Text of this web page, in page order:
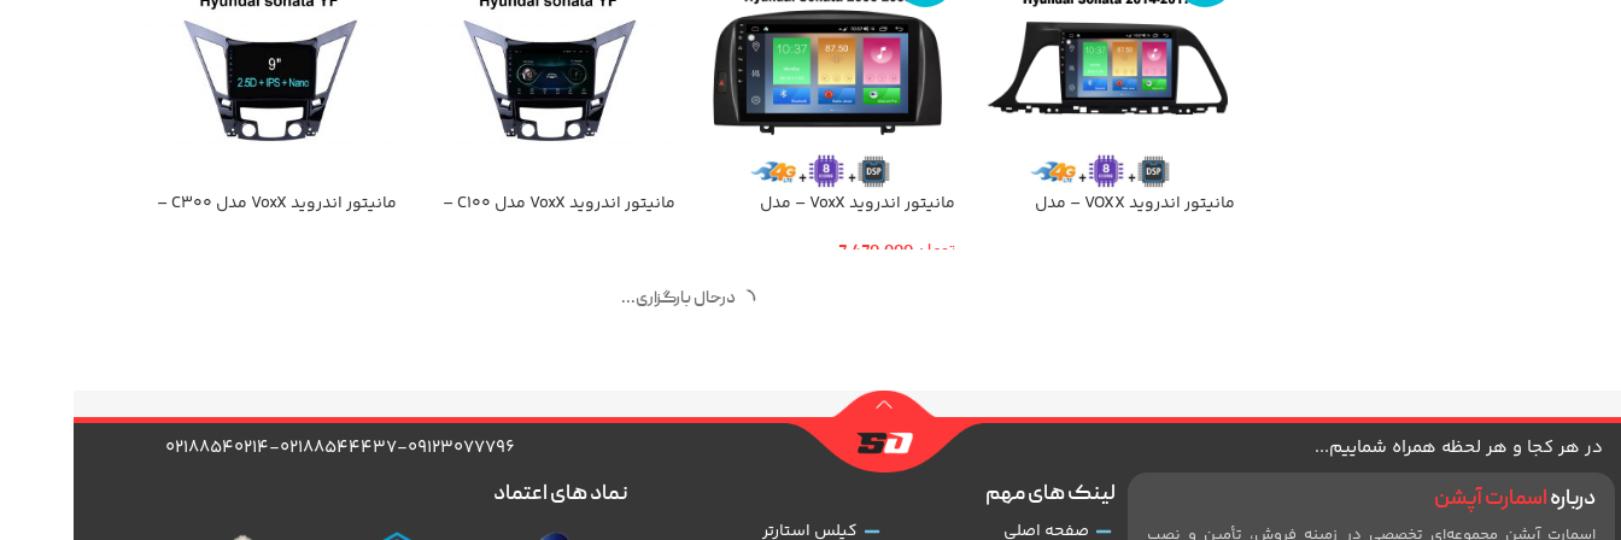
مانیتور اندروید VOXX – مدل
مانیتور اندروید VoxX – مدل
تومان 7,470,000
مانیتور اندروید VoxX مدل C100 –
مانیتور اندروید VoxX مدل C300 –
درحال بارگزاری...
در هر کجا و هر لحظه همراه شماییم... ۰۲۱۸۸۵۴۰۲۱۴-۰۲۱۸۸۵۴۴۴۳۷-۰۹۱۲۳۰۷۷۷۹۶
دربارهاسمارت آپشن
اسمارت آپشن مجموعه‌ای تخصصی در زمینه فروش، تأمین و نصب
لینک های مهم
صفحه اصلی کیلس استارتر
نماد های اعتماد